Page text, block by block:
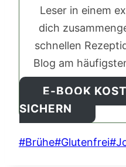
Leser in einem
dich
schnellen
Blog am
E-BOOK
SICHERN
Schlagworte:
#Brühe#Glutenfrei#